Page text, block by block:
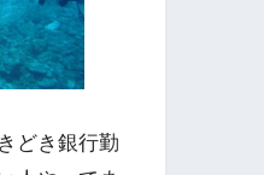
どき銀行勤